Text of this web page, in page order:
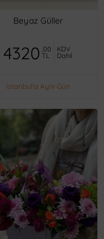
Beyaz Güller
4320 ,00
TL
KDV
Dahil
İstanbul'a Aynı Gün